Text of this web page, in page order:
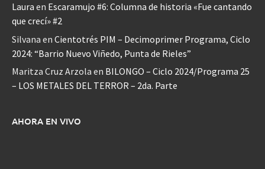
Laura en Escaramujo #6: Columna de historia «Fue cantando
que crecí» #2
Silvana en Cientotrés PIM – Decimoprimer Programa, Ciclo
2024: “Barrio Nuevo Viñedo, Punta de Rieles”
Maritza Cruz Arzola en BILONGO – Ciclo 2024/Programa 25
– LOS METALES DEL TERROR – 2da. Parte
AHORA EN VIVO